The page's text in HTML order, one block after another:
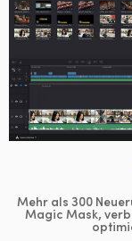
China
Denmark
Finland
Germany
Hong
Mehr als 300
Magic Mask,